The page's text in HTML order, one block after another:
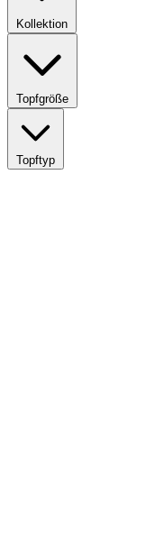
Kollektion
Topfgröße
Topftyp